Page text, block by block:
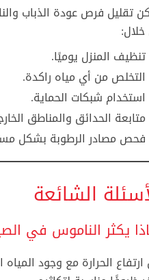
تقليل فرص عودة الذباب
تنظيف المنزل يوميًا.
التخلص من أي مياه راكدة.
استخدام شبكات الحماية.
متابعة الحدائق والمناطق
فحص مصادر الرطوبة بشكل
الشائعة
يكثر الناموس في
ارتفاع الحرارة مع وجود المياه